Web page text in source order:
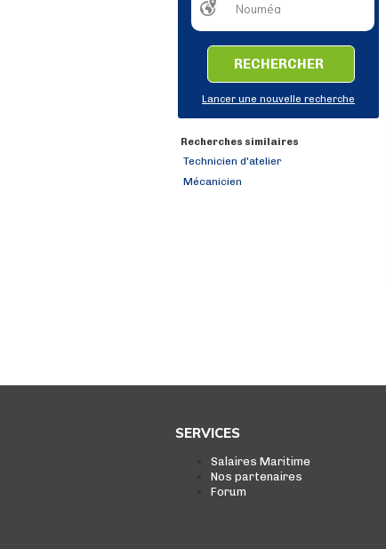
RECHERCHER
Lancer une nouvelle recherche
Recherches similaires
Technicien d'atelier
Mécanicien
SERVICES
Salaires Maritime
Nos partenaires
Forum